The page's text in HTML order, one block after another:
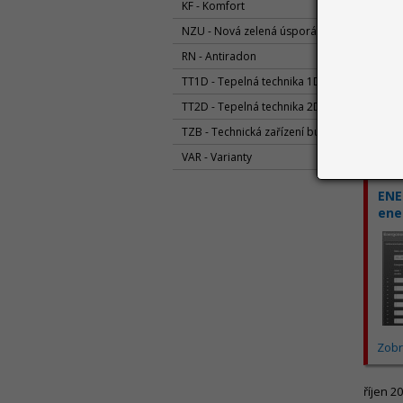
KF - Komfort
NZU - Nová zelená úsporám
RN - Antiradon
TT1D - Tepelná technika 1D
TT2D - Tepelná technika 2D
TZB - Technická zařízení budov
VAR - Varianty
říjen